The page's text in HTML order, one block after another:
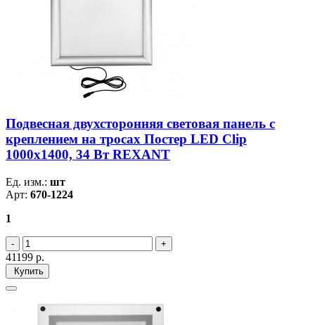
Подвесная двухсторонняя световая панель с
креплением на тросах Постер LED Clip
1000х1400, 34 Вт REXANT
Ед. изм.: шт
Арт: 670-1224
1
41199 р.
Купить